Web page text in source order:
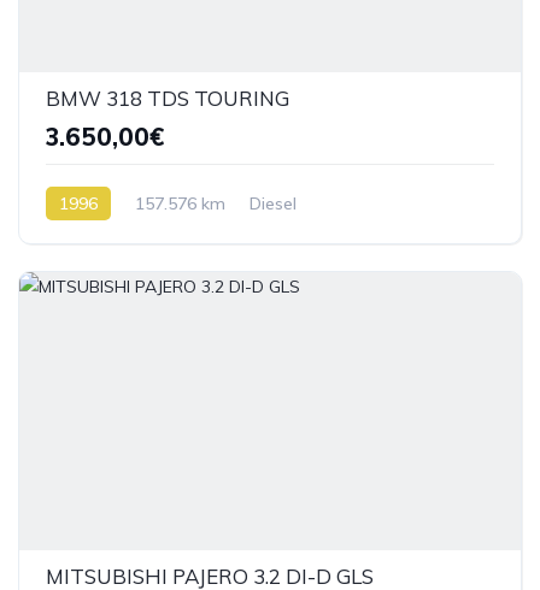
BMW 318 TDS TOURING
3.650,00€
1996 157.576 km Diesel
MITSUBISHI PAJERO 3.2 DI-D GLS